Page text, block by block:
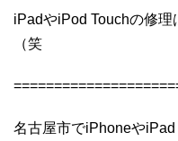
iPadやiPod Touchの修理
（笑
名古屋市でiPhoneや